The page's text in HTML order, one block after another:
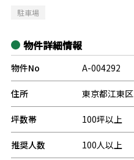
駐車場
物件詳細情報
物件No A-004292
住所 東京都江東区
坪数帯 100坪以上
推奨人数 100人以上